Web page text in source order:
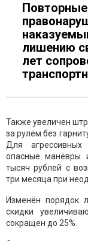
лишению
лет
Также увеличен
за рулём без
Для
опасные манёвры
тысяч рублей с
три месяца при
Изменён порядок
скидки
сокращен до 25%.